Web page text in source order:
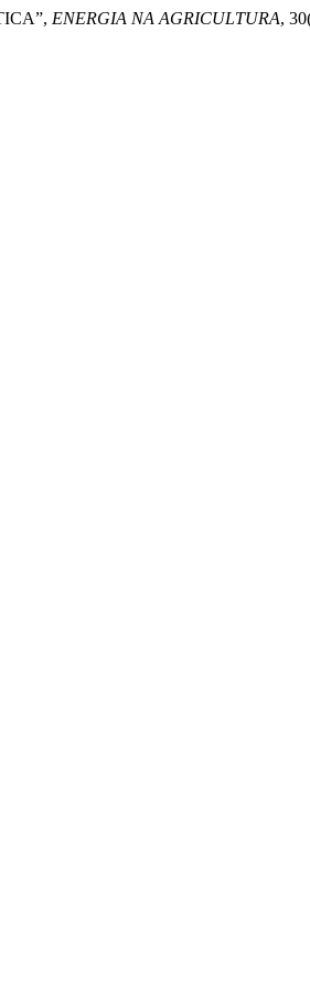
ENERGIA NA AGRICULTURA,